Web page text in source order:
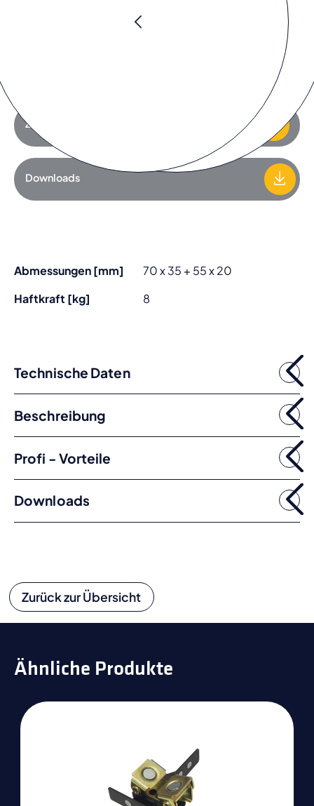
Zur Anfrageliste hinzufügen
Downloads
Abmessungen [mm]
70 x 35 + 55 x 20
Haftkraft [kg]
8
Technische Daten
Beschreibung
Profi - Vorteile
Downloads
Zurück zur Übersicht
Ähnliche Produkte